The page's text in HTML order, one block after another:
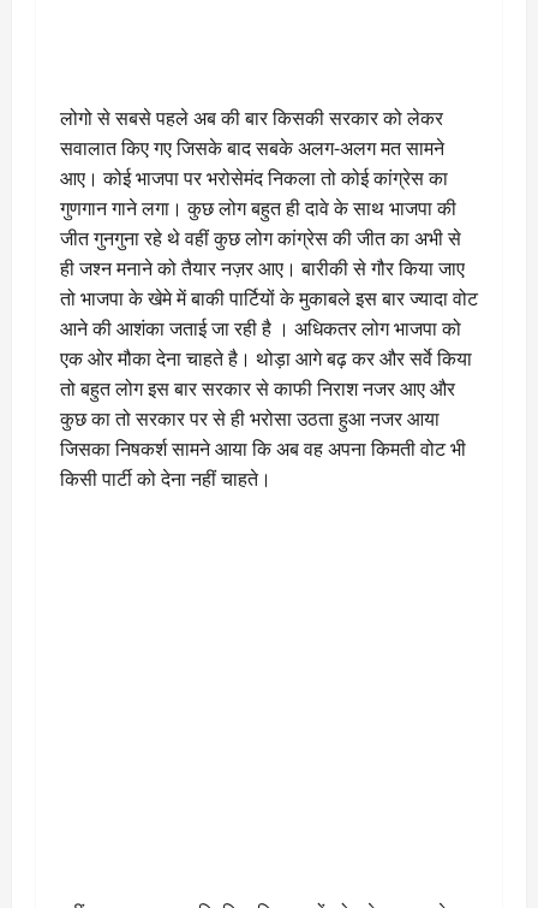
लोगो से सबसे पहले अब की बार किसकी सरकार को लेकर
सवालात किए गए जिसके बाद सबके अलग-अलग मत सामने
आए। कोई भाजपा पर भरोसेमंद निकला तो कोई कांग्रेस का
गुणगान गाने लगा। कुछ लोग बहुत ही दावे के साथ भाजपा की
जीत गुनगुना रहे थे वहीं कुछ लोग कांग्रेस की जीत का अभी से
ही जश्न मनाने को तैयार नज़र आए। बारीकी से गौर किया जाए
तो भाजपा के खेमे में बाकी पार्टियों के मुकाबले इस बार ज्यादा वोट
आने की आशंका जताई जा रही है । अधिकतर लोग भाजपा को
एक ओर मौका देना चाहते है। थोड़ा आगे बढ़ कर और सर्वे किया
तो बहुत लोग इस बार सरकार से काफी निराश नजर आए और
कुछ का तो सरकार पर से ही भरोसा उठता हुआ नजर आया
जिसका निषकर्श सामने आया कि अब वह अपना किमती वोट भी
किसी पार्टी को देना नहीं चाहते।